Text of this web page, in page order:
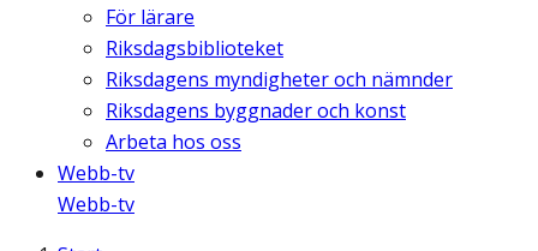
För lärare
Riksdagsbiblioteket
Riksdagens myndigheter och nämnder
Riksdagens byggnader och konst
Arbeta hos oss
Webb-tv
Webb-tv